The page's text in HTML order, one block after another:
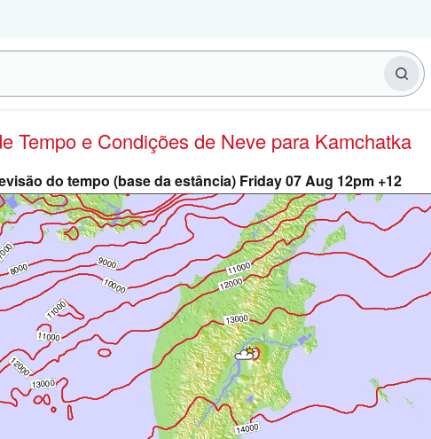
de Tempo e Condições de Neve para Kamchatka
do tempo (base da estância) Friday 07 Aug 12pm +12